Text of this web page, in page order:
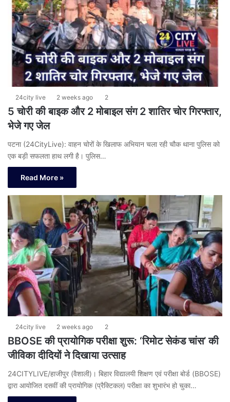
24city live 2 weeks ago 2
5 चोरी की बाइक और 2 मोबाइल संग 2 शातिर चोर गिरफ्तार,
भेजे गए जेल
पटना (24CityLive): वाहन चोरों के खिलाफ अभियान चला रही चौक थाना पुलिस को
एक बड़ी सफलता हाथ लगी है। पुलिस…
Read More »
24city live 2 weeks ago 2
BBOSE की प्रायोगिक परीक्षा शुरू: ‘रिमोट सेकंड चांस’ की
जीविका दीदियों ने दिखाया उत्साह
24CITYLIVE/हाजीपुर (वैशाली)। बिहार विद्यालयी शिक्षण एवं परीक्षा बोर्ड (BBOSE)
द्वारा आयोजित दसवीं की प्रायोगिक (प्रैक्टिकल) परीक्षा का शुभारंभ हो चुका…